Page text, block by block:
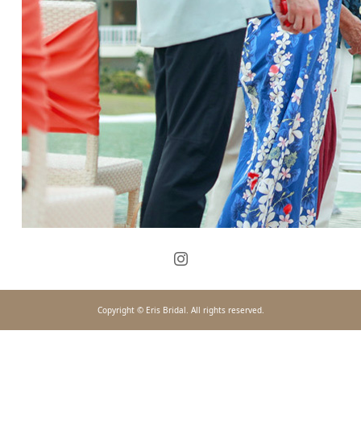
Copyright © Eris Bridal. All rights reserved.